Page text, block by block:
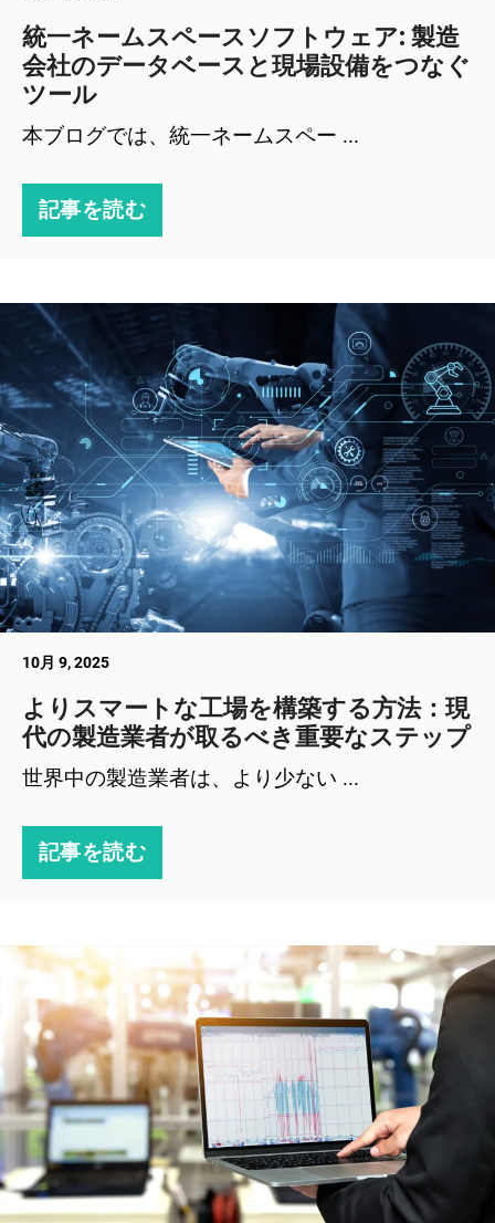
統一ネームスペースソフトウェア: 製造
会社のデータベースと現場設備をつなぐ
ツール
本ブログでは、統一ネームスペー ...
記事を読む
10月 9, 2025
よりスマートな工場を構築する方法：現
代の製造業者が取るべき重要なステップ
世界中の製造業者は、より少ない ...
記事を読む